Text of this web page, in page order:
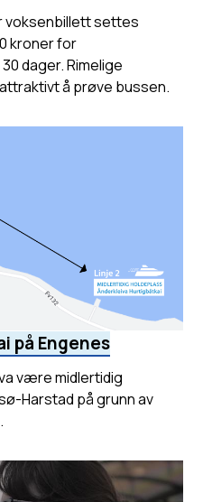
voksenbillett settes
kroner for
dager. Rimelige
å prøve bussen.
på Engenes
være midlertidig
Harstad på grunn av